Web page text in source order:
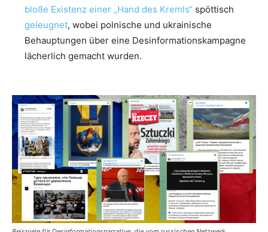
bloße Existenz einer „Hand des Kremls“ spöttisch
geleugnet, wobei polnische und ukrainische
Behauptungen über eine Desinformationskampagne
lächerlich gemacht wurden.